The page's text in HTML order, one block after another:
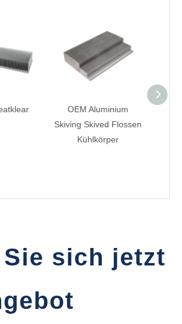
OEM Aluminium
Skiving Skived Flossen
Kühlkörper
sich jetzt